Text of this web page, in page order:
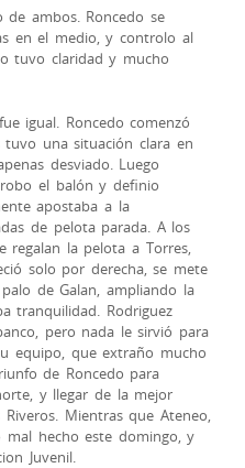
ambos. Roncedo se
en el medio, y controlo al
tuvo claridad y mucho
igual. Roncedo comenzó
una situación clara en
desviado. Luego
el balón y definio
apostaba a la
de pelota parada. A los
regalan la pelota a Torres,
solo por derecha, se mete
de Galan, ampliando la
tranquilidad. Rodriguez
pero nada le sirvió para
equipo, que extraño mucho
de Roncedo para
y llegar de la mejor
Mientras que Ateneo,
hecho este domingo, y
Juvenil.